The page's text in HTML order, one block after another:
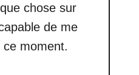
chose sur
de me
moment.